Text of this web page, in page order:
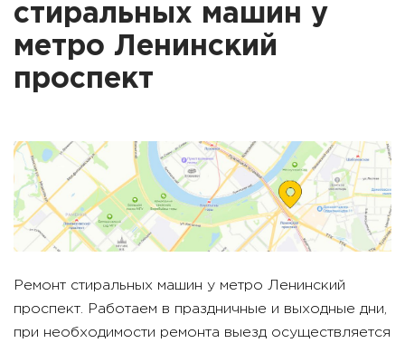
стиральных машин у
метро Ленинский
проспект
Ремонт стиральных машин у метро Ленинский
проспект . Работаем в праздничные и выходные дни,
при необходимости ремонта выезд осуществляется